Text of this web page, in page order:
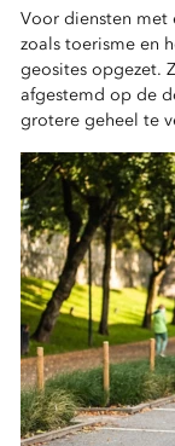
Voor diensten met
zoals toerisme en
geosites opgezet.
afgestemd op de
grotere geheel te